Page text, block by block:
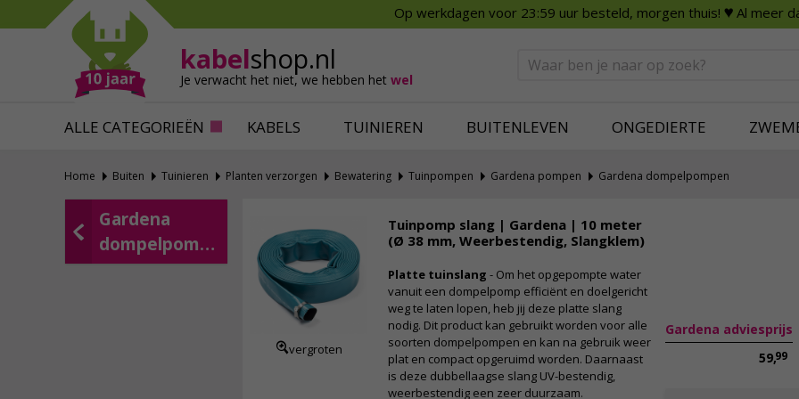
Op werkdagen voor 23:59 uur besteld, morgen thuis! ♥ Al meer
kabelshop.nl
Je verwacht het niet, we hebben het wel
ALLE CATEGORIEËN KABELS TUINIEREN BUITENLEVEN ONGEDIERTE
Mollen verjagen
Slakken bestrijden
Katten verjagen
Alles tegen ongedierte
Verfbenodigdheden
Behangbenodigdheden
Ventilatie
Smart Home
Deurbellen
Slimme
Home Buiten Tuinieren Planten verzorgen Bewatering Tuinpompen Gardena pompen Gardena dompelpompen
Gardena
dompelpompen
vergroten
Tuinpomp slang | Gardena | 10 meter
(Ø 38 mm, Weerbestendig, Slangklem)
Platte tuinslang - Om het opgepompte water
vanuit een dompelpomp efficiënt en doelgericht
weg te laten lopen, heb jij deze platte slang
nodig. Dit product kan gebruikt worden voor alle
soorten dompelpompen en kan na gebruik weer
plat en compact opgeruimd worden. Daarnaast
is deze dubbellaagse slang UV-bestendig,
weerbestendig een zeer duurzaam.
Gardena adviesprijs
59,99